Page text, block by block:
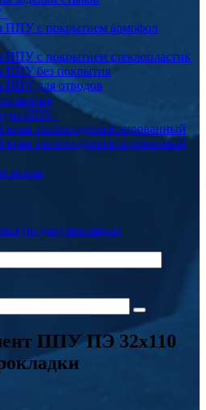
ППУ с покрытием армофол
ППУ с покрытием стеклопластик
ППУ без покрытия
ППУ для отводов
ППУ
теплогидроизолированный
теплогидроизолированный
котлы
документацию
ППУ ПЭ 32x110